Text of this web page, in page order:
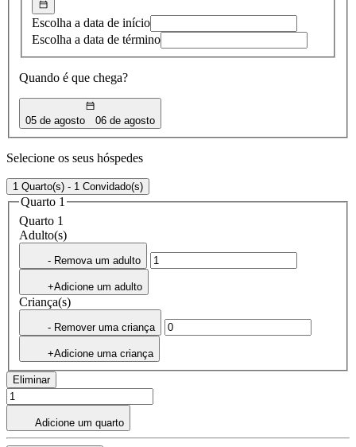
Escolha a data de início
Escolha a data de término
Quando é que chega?
05 de agosto 06 de agosto
Selecione os seus hóspedes
1 Quarto(s) - 1 Convidado(s)
Quarto 1
Quarto 1
Adulto(s)
- Remova um adulto
+Adicione um adulto
Criança(s)
- Remover uma criança
+Adicione uma criança
Eliminar
Adicione um quarto